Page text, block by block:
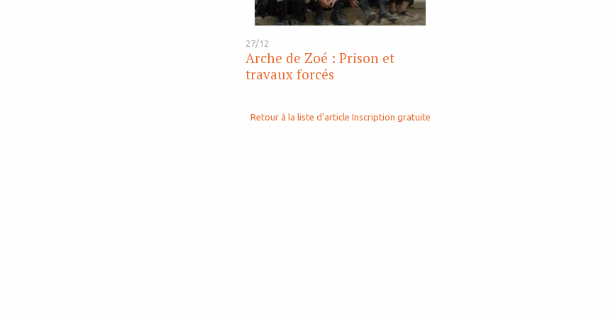
27/12
Arche de Zoé : Prison et
travaux forcés
Retour à la liste d'article Inscription gratuite